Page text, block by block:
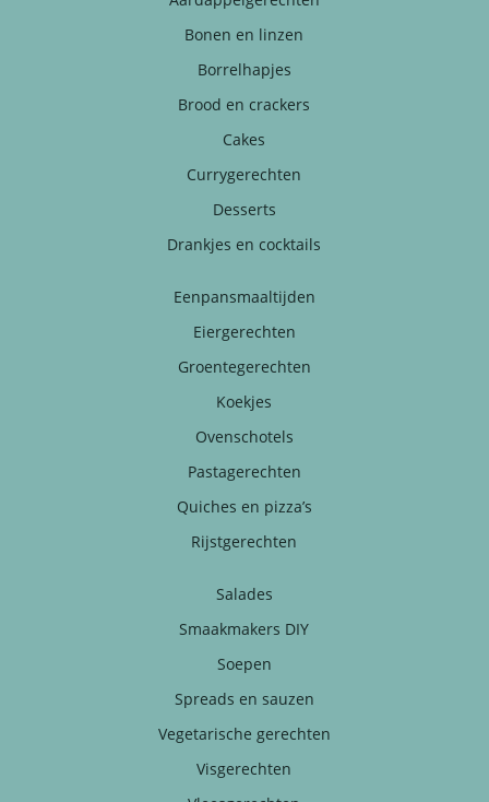
Bonen en linzen
Borrelhapjes
Brood en crackers
Cakes
Currygerechten
Desserts
Drankjes en cocktails
Eenpansmaaltijden
Eiergerechten
Groentegerechten
Koekjes
Ovenschotels
Pastagerechten
Quiches en pizza’s
Rijstgerechten
Salades
Smaakmakers DIY
Soepen
Spreads en sauzen
Vegetarische gerechten
Visgerechten